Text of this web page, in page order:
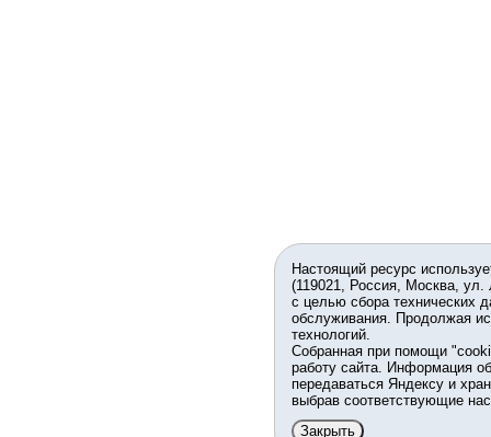
Настоящий ресурс
(119021, Россия, Москва,
с целью сбора технических
обслуживания. Продолжая
технологий.
Собранная при помощи
работу сайта. Информация
передаваться Яндексу и
выбрав соответствующие
Закрыть